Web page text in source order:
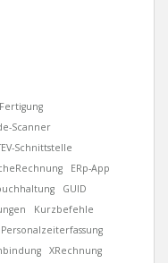
Scanner
Schnittstelle
ERp-App
GUID
Kurzbefehle
Personalzeiterfassung
XRechnung